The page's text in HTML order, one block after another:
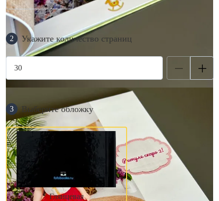
2 Укажите количество страниц
3 Выберите обложку
Глянцевая